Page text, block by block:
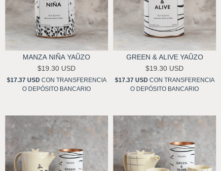
MANZA NIÑA YAŬZO
$19.30 USD
$17.37 USD CON TRANSFERENCIA
O DEPÓSITO BANCARIO
GREEN & ALIVE YAŬZO
$19.30 USD
$17.37 USD CON TRANSFERENCIA
O DEPÓSITO BANCARIO